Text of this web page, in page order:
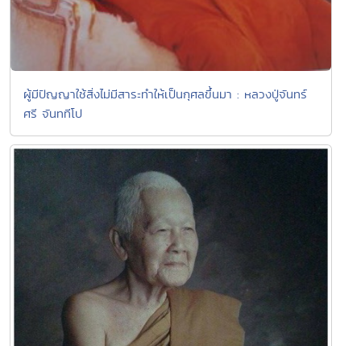
ผู้มีปัญญาใช้สิ่งไม่มีสาระทำให้เป็นกุศลขึ้นมา : หลวงปู่จันทร์
ศรี จันททีโป